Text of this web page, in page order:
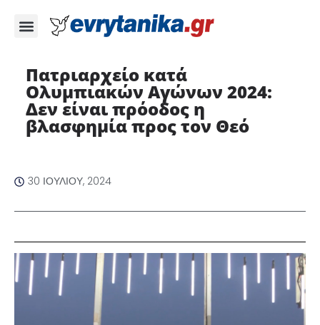
Πατριαρχείο κατά
Ολυμπιακών Αγώνων 2024:
Δεν είναι πρόοδος η
βλασφημία προς τον Θεό
30 ΙΟΥΛΊΟΥ, 2024